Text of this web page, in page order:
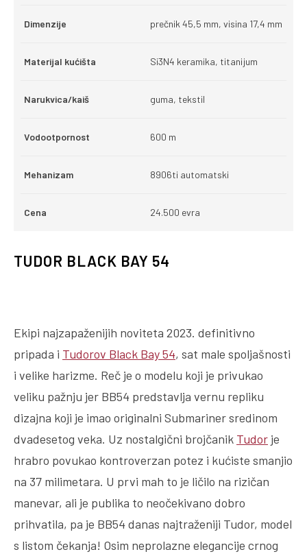
Dimenzije prečnik 45,5 mm, visina 17,4 mm
Materijal kućišta Si3N4 keramika, titanijum
Narukvica/kaiš guma, tekstil
Vodootpornost 600 m
Mehanizam 8906ti automatski
Cena 24.500 evra
TUDOR BLACK BAY 54
Ekipi najzapaženijih noviteta 2023. definitivno
pripada i Tudorov Black Bay 54, sat male spoljašnosti
i velike harizme. Reč je o modelu koji je privukao
veliku pažnju jer BB54 predstavlja vernu repliku
dizajna koji je imao originalni Submariner sredinom
dvadesetog veka. Uz nostalgični brojčanik Tudor je
hrabro povukao kontroverzan potez i kućiste smanjio
na 37 milimetara. U prvi mah to je ličilo na rizičan
manevar, ali je publika to neočekivano dobro
prihvatila, pa je BB54 danas najtraženiji Tudor, model
s listom čekanja! Osim neprolazne elegancije crnog